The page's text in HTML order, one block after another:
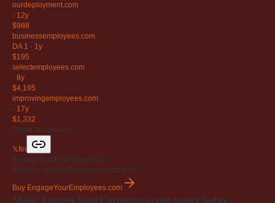
ourdeployment.com
· 12y
$988
businessemployees.com
DA 1 · 1y
$195
selectemployees.com
· 8y
$4,195
improvingemployees.com
· 17y
$1,332
Share this domain
𝕏fin
EngageYourEmployees.com
Buy EngageYourEmployees.com$195
Buy EngageYourEmployees.com
Make EngageYourEmployees.com yours today.